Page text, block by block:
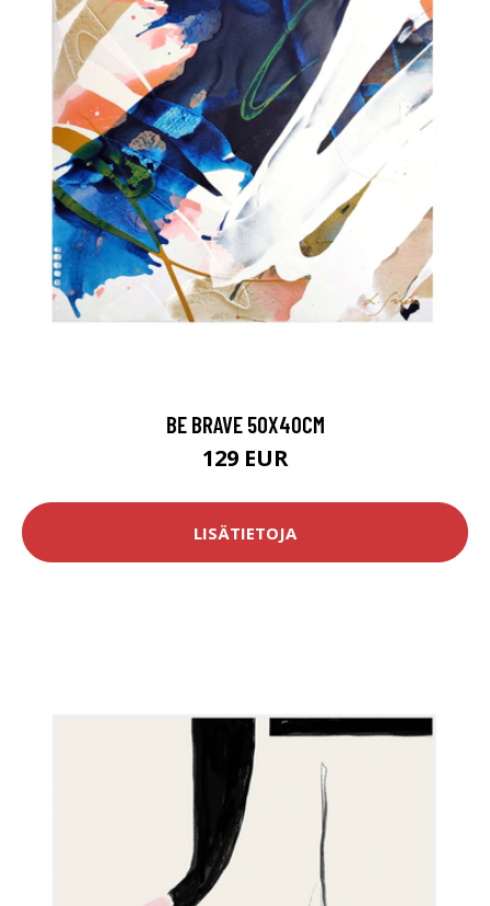
BE BRAVE 50X40CM
129 EUR
LISÄTIETOJA